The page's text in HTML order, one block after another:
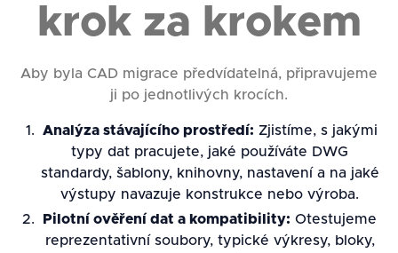
krok za krokem
Aby byla CAD migrace předvídatelná, připravujeme
ji po jednotlivých krocích.
Analýza stávajícího prostředí: Zjistíme, s jakými
typy dat pracujete, jaké používáte DWG
standardy, šablony, knihovny, nastavení a na jaké
výstupy navazuje konstrukce nebo výroba.
Pilotní ověření dat a kompatibility: Otestujeme
reprezentativní soubory, typické výkresy, bloky,